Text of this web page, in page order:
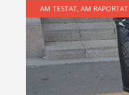
AM TESTAT, AM RAPORTAT